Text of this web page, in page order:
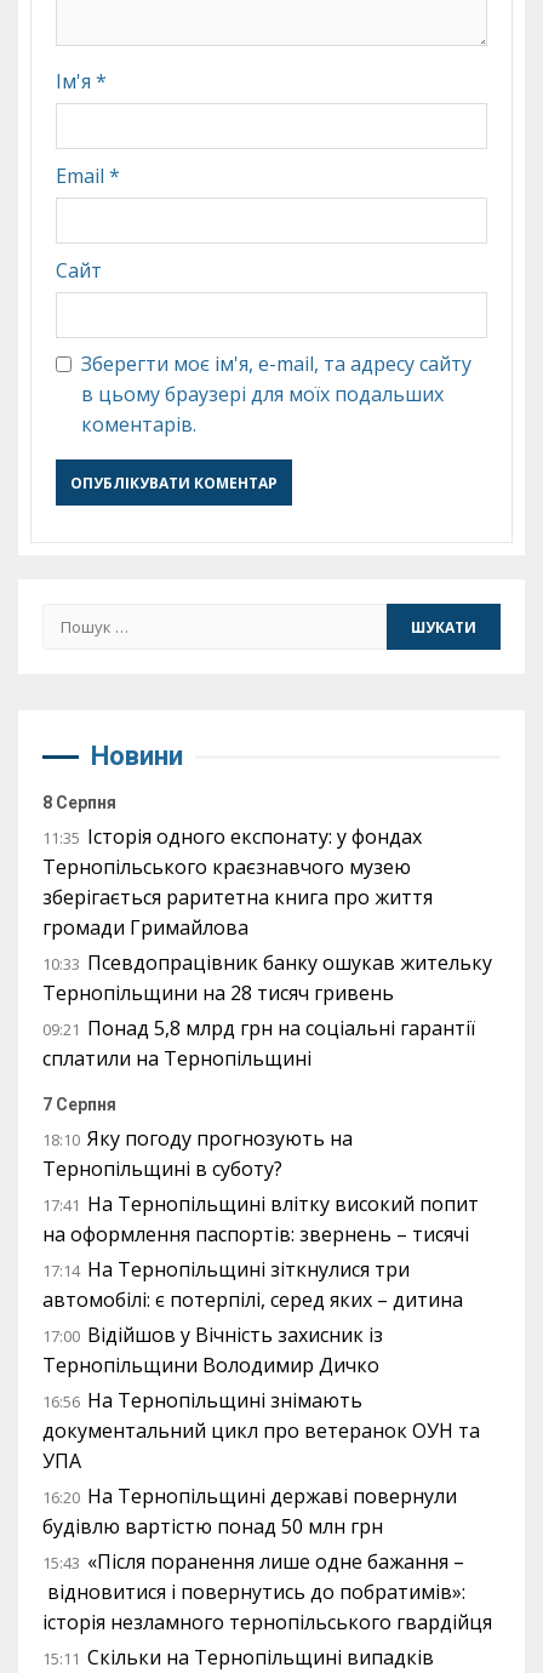
Ім'я *
Email *
Сайт
Зберегти моє ім'я, e-mail, та адресу сайту
в цьому браузері для моїх подальших
коментарів.
Пошук:
Новини
8 Серпня
11:35 Історія одного експонату: у фондах
Тернопільського краєзнавчого музею
зберігається раритетна книга про життя
громади Гримайлова
10:33 Псевдопрацівник банку ошукав жительку
Тернопільщини на 28 тисяч гривень
09:21 Понад 5,8 млрд грн на соціальні гарантії
сплатили на Тернопільщині
7 Серпня
18:10 Яку погоду прогнозують на
Тернопільщині в суботу?
17:41 На Тернопільщині влітку високий попит
на оформлення паспортів: звернень – тисячі
17:14 На Тернопільщині зіткнулися три
автомобілі: є потерпілі, серед яких – дитина
17:00 Відійшов у Вічність захисник із
Тернопільщини Володимир Дичко
16:56 На Тернопільщині знімають
документальний цикл про ветеранок ОУН та
УПА
16:20 На Тернопільщині державі повернули
будівлю вартістю понад 50 млн грн
15:43 «Після поранення лише одне бажання –
відновитися і повернутись до побратимів»:
історія незламного тернопільського гвардійця
15:11 Скільки на Тернопільщині випадків